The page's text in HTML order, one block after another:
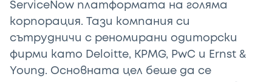
ServiceNow платформата на голяма
корпорация. Тази компания си
сътрудничи с реномирани одиторски
фирми като Deloitte, KPMG, PwC и Ernst &
Young. Основната цел беше да се